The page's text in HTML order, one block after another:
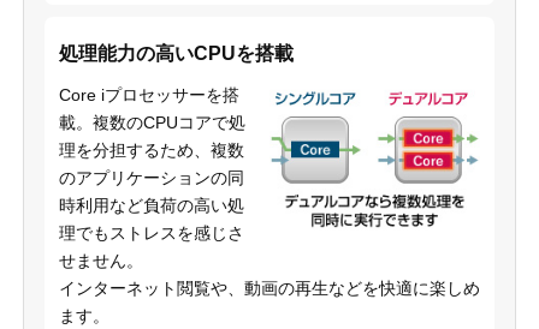
処理能力の高いCPUを搭載
Core iプロセッサーを搭
載。複数のCPUコアで処
理を分担するため、複数
のアプリケーションの同
時利用など負荷の高い処
理でもストレスを感じさ
せません。
インターネット閲覧や、動画の再生などを快適に楽しめ
ます。